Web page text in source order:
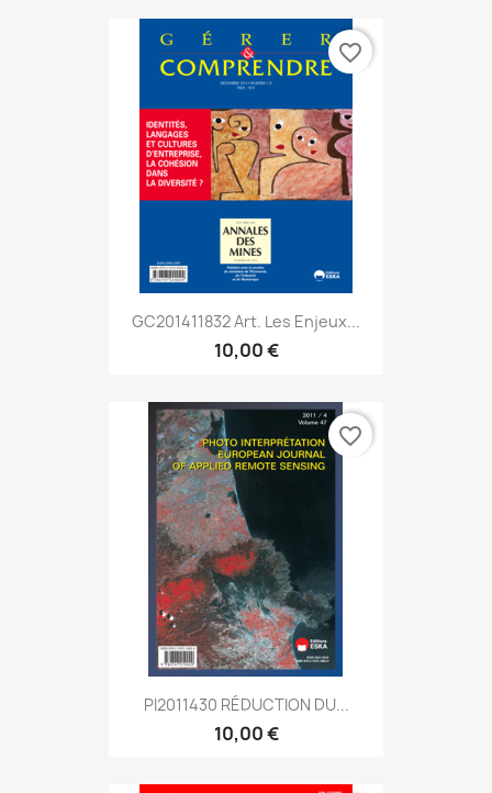
GC201411832 Art. Les Enjeux...
10,00 €
favorite_border
PI2011430 RÉDUCTION DU...
10,00 €
favorite_border